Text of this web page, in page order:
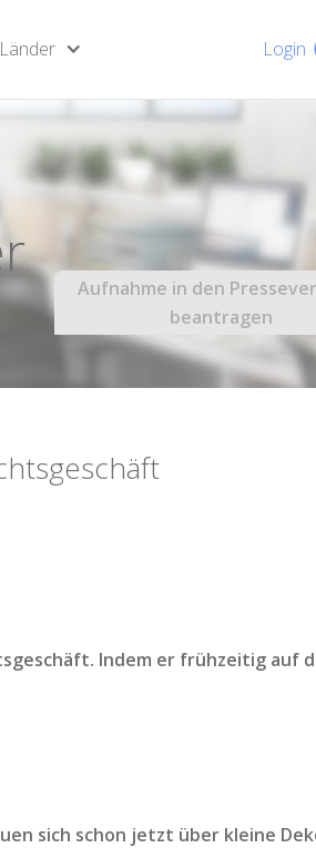
Länder Login
Aufnahme in den
beantragen
Indem er frühzeitig auf
sich schon jetzt über kleine